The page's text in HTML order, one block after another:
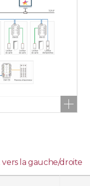
la gauche/droite